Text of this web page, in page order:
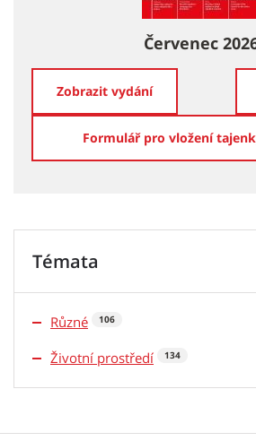
Červenec
Zobrazit vydání
Formulář pro vložení
Témata
Různé 106
Životní prostředí 134